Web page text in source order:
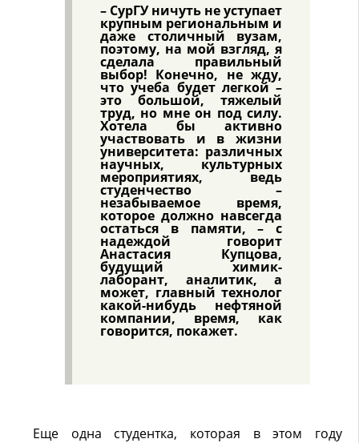
– СурГУ ничуть не уступает
крупным региональным и
даже столичный вузам,
поэтому, на мой взгляд, я
сделала правильный
выбор! Конечно, не жду,
что учеба будет легкой –
это большой, тяжелый
труд, но мне он под силу.
Хотела бы активно
участвовать и в жизни
университета: различных
научных, культурных
мероприятиях, ведь
студенчество –
незабываемое время,
которое должно навсегда
остаться в памяти, – с
надеждой говорит
Анастасия Купцова,
будущий химик-
лаборант, аналитик, а
может, главный технолог
какой-нибудь нефтяной
компании, время, как
говорится, покажет.
Еще одна студентка, которая в этом году